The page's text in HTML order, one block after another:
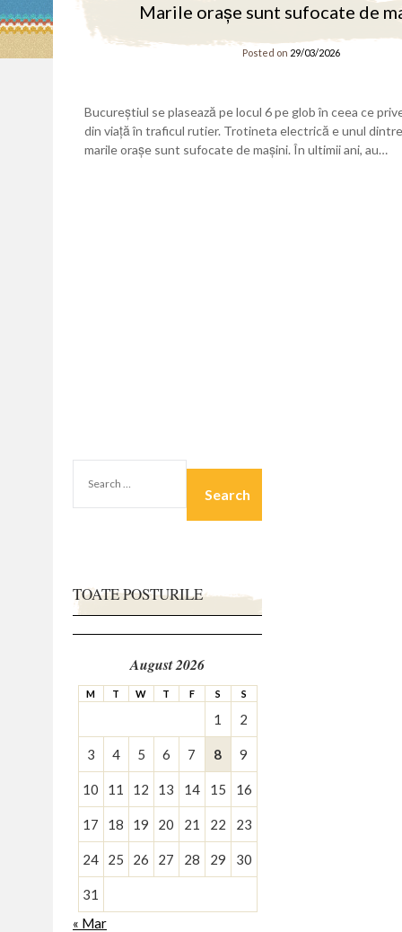
Marile orașe sunt sufocate de
Posted on 29/03/2026
Bucureștiul se plasează pe locul 6 pe glob în ceea ce
din viață în traficul rutier. Trotineta electrică e unul
marile orașe sunt sufocate de mașini. În ultimii ani, au…
FOR:
TOATE POSTURILE
August 2026
M T W T F S S
1 2
3 4 5 6 7 8 9
10 11 12 13 14 15 16
17 18 19 20 21 22 23
24 25 26 27 28 29 30
31
« Mar